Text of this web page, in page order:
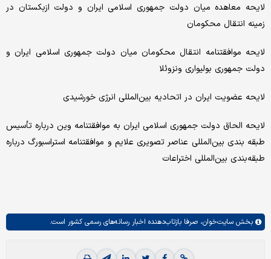
لایحه معاهده میان دولت جمهوری اسلامی ایران و دولت ازبکستان در
زمینه انتقال محکومان
لایحه موافقتنامه انتقال محکومان میان دولت جمهوری اسلامی ایران و
دولت جمهوری بولیواری ونزوئلا
لایحه عضویت ایران در اتحادیه بین‌المللی انرژی خورشیدی
لایحه الحاق دولت جمهوری اسلامی ایران به موافقتنامه وین درباره تأسیس
طبقه بندی بین‌المللی عناصر تصویری علایم و موافقتنامه استراسبورگ درباره
طبقه‌بندی بین‌المللی اختراعات
بخش سایت‌خوان، صرفا بازتاب‌دهنده اخبار رسانه‌های رسمی کشور است.